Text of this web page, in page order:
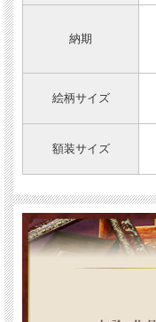
納期
絵柄サイズ
額装サイズ